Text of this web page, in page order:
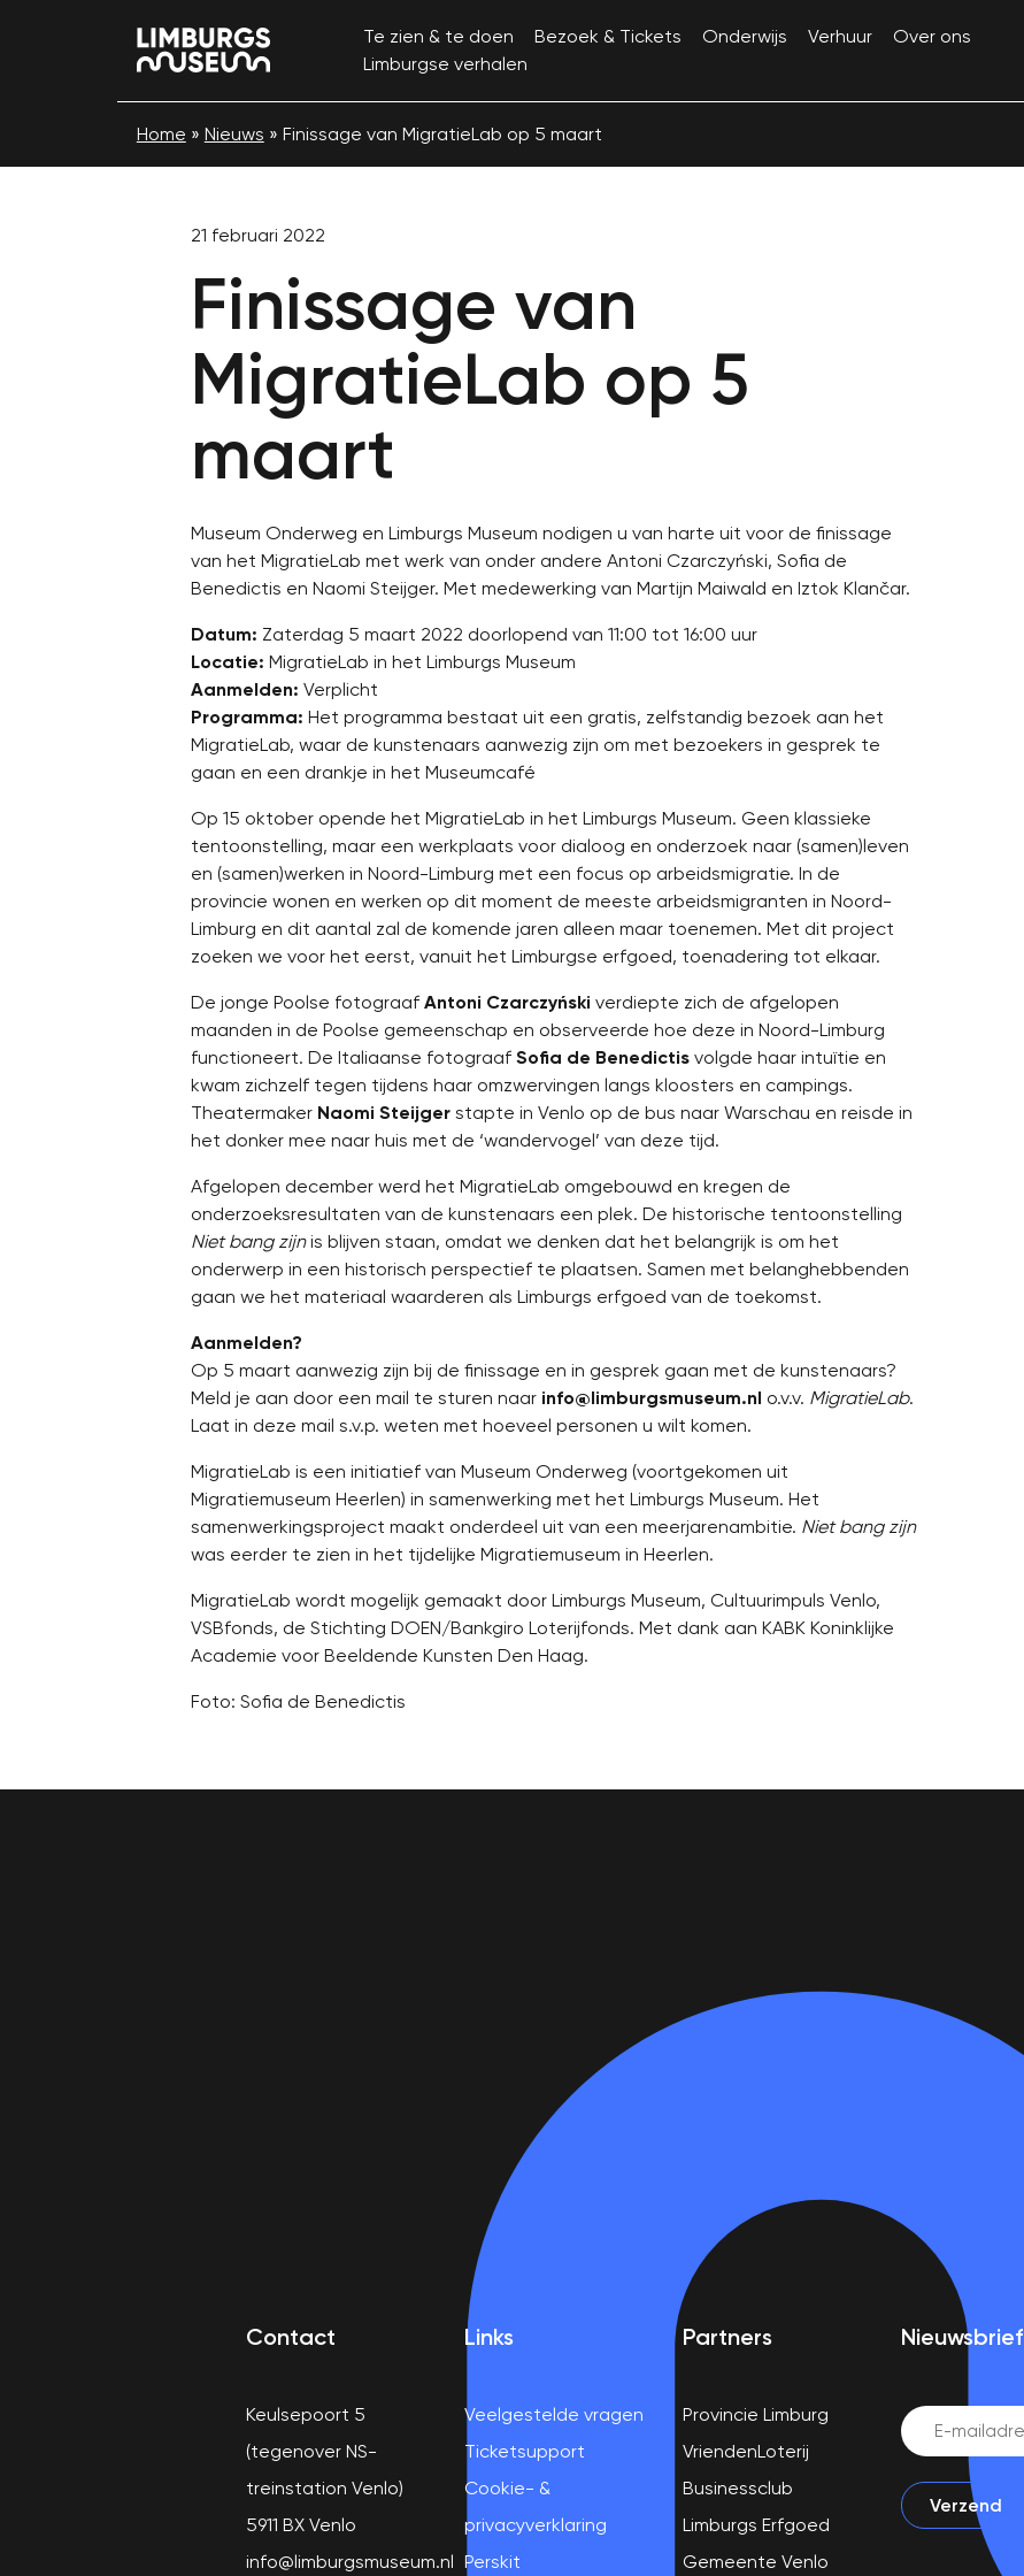
Te zien & te doen Bezoek & Tickets Onderwijs Verhuur
Over ons
Limburgse verhalen
Home » Nieuws » Finissage van MigratieLab op 5 maart
21 februari 2022
Finissage van
MigratieLab op 5
maart
Museum Onderweg en Limburgs Museum nodigen u van harte uit voor de finissage
van het MigratieLab met werk van onder andere Antoni Czarczyński, Sofia de
Benedictis en Naomi Steijger. Met medewerking van Martijn Maiwald en Iztok Klančar.
Datum: Zaterdag 5 maart 2022 doorlopend van 11:00 tot 16:00 uur
Locatie:MigratieLab in het Limburgs Museum
Aanmelden:Verplicht
Programma:Het programma bestaat uit een gratis, zelfstandig bezoek aan het
MigratieLab, waar de kunstenaars aanwezig zijn om met bezoekers in gesprek te
gaan en een drankje in het Museumcafé
Op 15 oktober opende het MigratieLab in het Limburgs Museum. Geen klassieke
tentoonstelling, maar een werkplaats voor dialoog en onderzoek naar (samen)leven
en (samen)werken in Noord-Limburg met een focus op arbeidsmigratie. In de
provincie wonen en werken op dit moment de meeste arbeidsmigranten in Noord-
Limburg en dit aantal zal de komende jaren alleen maar toenemen. Met dit project
zoeken we voor het eerst, vanuit het Limburgse erfgoed, toenadering tot elkaar.
De jonge Poolse fotograafAntoni Czarczyński verdiepte zich de afgelopen
maanden in de Poolse gemeenschap en observeerde hoe deze in Noord-Limburg
functioneert. De Italiaanse fotograafSofia de Benedictis volgde haar intuïtie en
kwam zichzelf tegen tijdens haar omzwervingen langs kloosters en campings.
Theatermaker Naomi Steijger stapte in Venlo op de bus naar Warschau en reisde in
het donker mee naar huis met de ‘wandervogel’ van deze tijd.
Afgelopen december werd het MigratieLab omgebouwd en kregen de
onderzoeksresultaten van de kunstenaars een plek. De historische tentoonstelling
Niet bang zijnis blijven staan, omdat we denken dat het belangrijk is om het
onderwerp in een historisch perspectief te plaatsen. Samen met belanghebbenden
gaan we het materiaal waarderen als Limburgs erfgoed van de toekomst.
Aanmelden?
Op 5 maart aanwezig zijn bij de finissage en in gesprek gaan met de kunstenaars?
Meld je aan door een mail te sturen naar info@limburgsmuseum.nl o.v.v. MigratieLab.
Laat in deze mail s.v.p. weten met hoeveel personen u wilt komen.
MigratieLab is een initiatief van Museum Onderweg (voortgekomen uit
Migratiemuseum Heerlen) in samenwerking met het Limburgs Museum. Het
samenwerkingsproject maakt onderdeel uit van een meerjarenambitie. Niet bang zijn
was eerder te zien in het tijdelijke Migratiemuseum in Heerlen.
MigratieLab wordt mogelijk gemaakt door Limburgs Museum, Cultuurimpuls Venlo,
VSBfonds, de Stichting DOEN/Bankgiro Loterijfonds. Met dank aan KABK Koninklijke
Academie voor Beeldende Kunsten Den Haag.
Foto: Sofia de Benedictis
Contact
Keulsepoort 5
(tegenover NS-
treinstation Venlo)
5911 BX Venlo
info@limburgsmuseum.nl
Links
Veelgestelde vragen
Ticketsupport
Cookie- &
privacyverklaring
Perskit
Partners
Provincie Limburg
VriendenLoterij
Businessclub
Limburgs Erfgoed
Gemeente Venlo
Nieuwsbrief
Email
(Vereist)